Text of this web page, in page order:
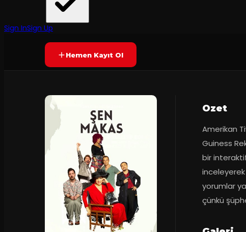
Sign InSign Up
Tiyatrokare
YAKINDA
Hemen Kayıt Ol
Ozet
Amerikan
Guiness
bir
yorumlar
çünkü